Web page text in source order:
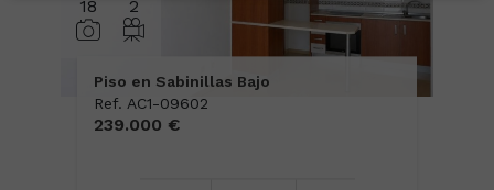
18 2
Piso en Sabinillas Bajo
Ref. AC1-09602
239.000 €